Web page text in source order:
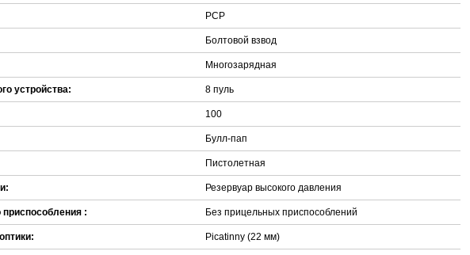
PCP
Болтовой взвод
Многозарядная
устройства: 8 пуль
100
Булл-пап
Пистолетная
Резервуар высокого давления
приспособления : Без прицельных приспособлений
Picatinny (22 мм)